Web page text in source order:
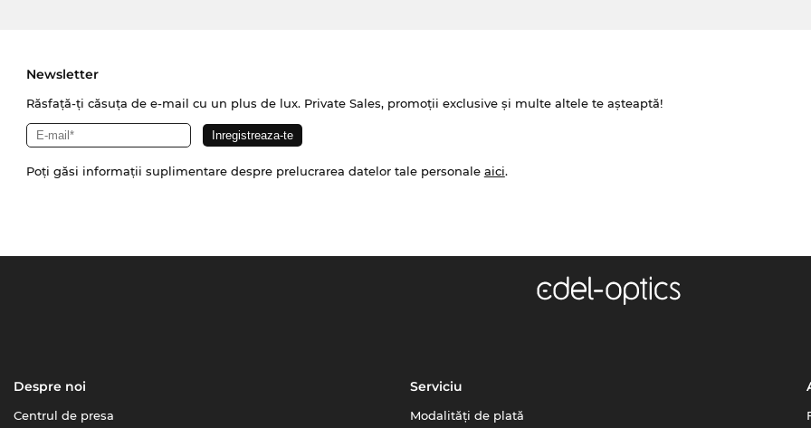
Newsletter
Răsfață-ți căsuța de e-mail cu un plus de lux. Private Sales, promoții exclusive și multe altele te așteaptă!
Poți găsi informații suplimentare despre prelucrarea datelor tale personale aici.
Despre noi
Centrul de presa
Serviciu
Modalități de plată